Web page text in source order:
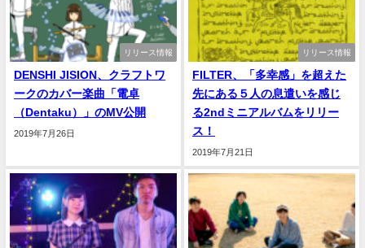
リリース情報
DENSHI JISION、クラフトワ
ークのカバー楽曲「電卓
（Dentaku）」のMV公開
2019年7月26日
リリース情報
FILTER、「多幸感」を超えた
先にある５人の息遣いを感じ
る2ndミニアルバムをリリー
ス！
2019年7月21日